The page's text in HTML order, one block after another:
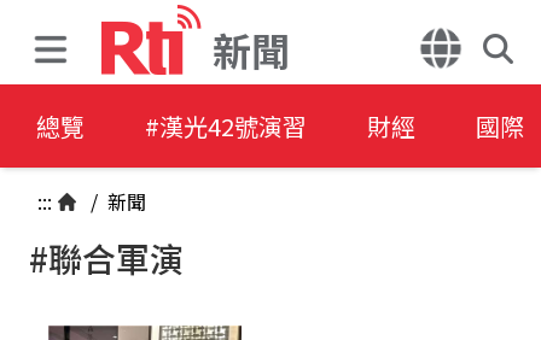
新聞
總覽 #漢光42號演習 財經 國際
::: / 新聞
#聯合軍演